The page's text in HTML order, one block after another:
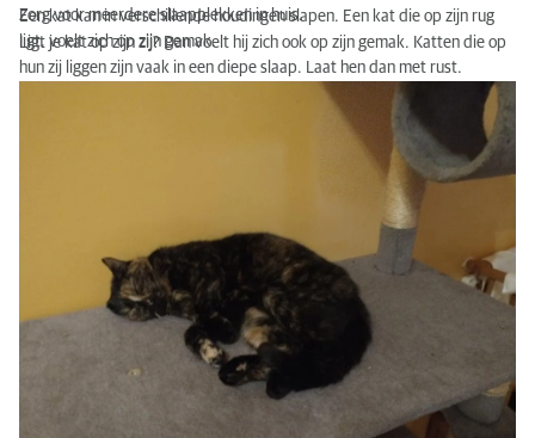
Zorg voor meerdere slaapplekken in huis.
Een kat kan in verschillende houdingen slapen. Een kat die op zijn rug
ligt, voelt zich op zijn gemak.
Ligt je kat op zijn zij? Dan voelt hij zich ook op zijn gemak. Katten die op
hun zij liggen zijn vaak in een diepe slaap. Laat hen dan met rust.